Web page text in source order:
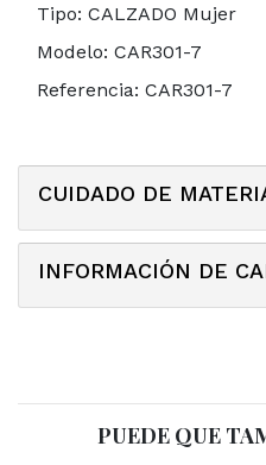
Tipo: CALZADO Mujer
Modelo: CAR301-7
Referencia: CAR301-7
CUIDADO DE
INFORMACIÓN DE
PUEDE QUE